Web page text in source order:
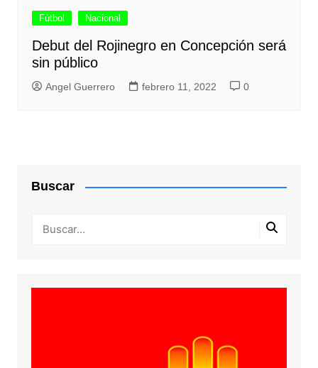
Fútbol Nacional
Debut del Rojinegro en Concepción será
sin público
Angel Guerrero febrero 11, 2022 0
Buscar